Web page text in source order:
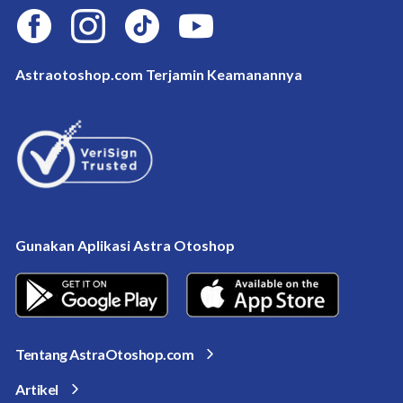
Astraotoshop.com Terjamin Keamanannya
Gunakan Aplikasi Astra Otoshop
Tentang AstraOtoshop.com
Artikel